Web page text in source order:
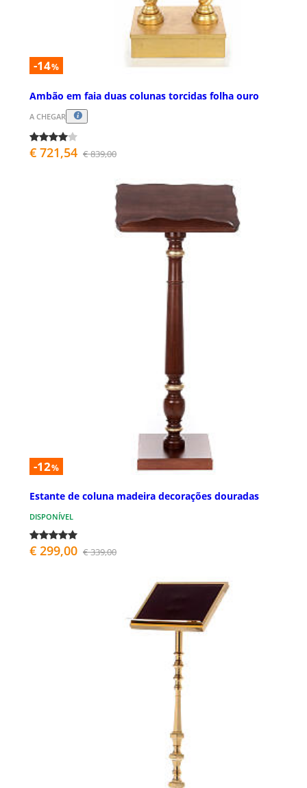
-14%
Ambão em faia duas colunas torcidas folha ouro
A CHEGAR
€ 721,54 € 839,00
-12%
Estante de coluna madeira decorações douradas
DISPONÍVEL
€ 299,00 € 339,00